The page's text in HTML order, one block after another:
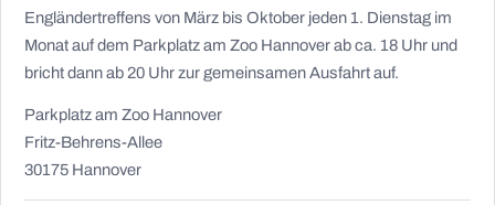
Engländertreffens von März bis Oktober jeden 1. Dienstag im
Monat auf dem Parkplatz am Zoo Hannover ab ca. 18 Uhr und
bricht dann ab 20 Uhr zur gemeinsamen Ausfahrt auf.
Parkplatz am Zoo Hannover
Fritz-Behrens-Allee
30175 Hannover